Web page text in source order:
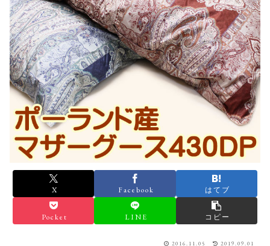
X Facebook はてブ
Pocket LINE コピー
2016.11.05 2019.09.01